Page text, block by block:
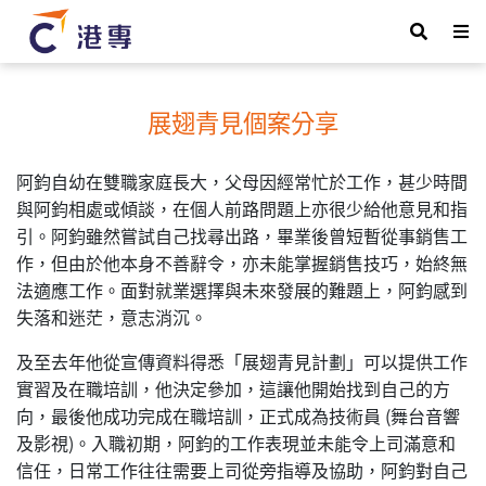
展翅青見個案分享
阿鈞自幼在雙職家庭長大， 父母因經常忙於工作，甚少時間
與阿鈞相處或傾談，在個人前路問題上亦很少給他意見和指
引。阿鈞雖然嘗試自己找尋出路，畢業後曾短暫從事銷售工
作，但由於他本身不善辭令，亦未能掌握銷售技巧，始終無
法適應工作。面對就業選擇與未來發展的難題上， 阿鈞感到
失落和迷茫，意志消沉。
及至去年他從宣傳資料得悉「展翅青見計劃」可以提供工作
實習及在職培訓， 他決定參加，這讓他開始找到自己的方
向，最後他成功完成在職培訓， 正式成為技術員 (舞台音響
及影視)。入職初期，阿鈞的工作表現並未能令上司滿意和
信任，日常工作往往需要上司從旁指導及協助，阿鈞對自己